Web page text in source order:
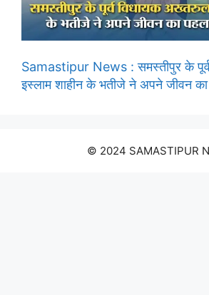
Samastipur News : समस्तीपुर के
इस्लाम शाहीन के भतीजे ने अपने जीवन का
© 2024 SAMASTIPUR